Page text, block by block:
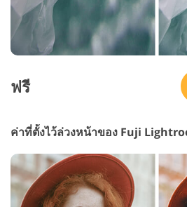
ฟรี
ค่าที่ตั้งไว้ล่วงหน้าของ Fuji